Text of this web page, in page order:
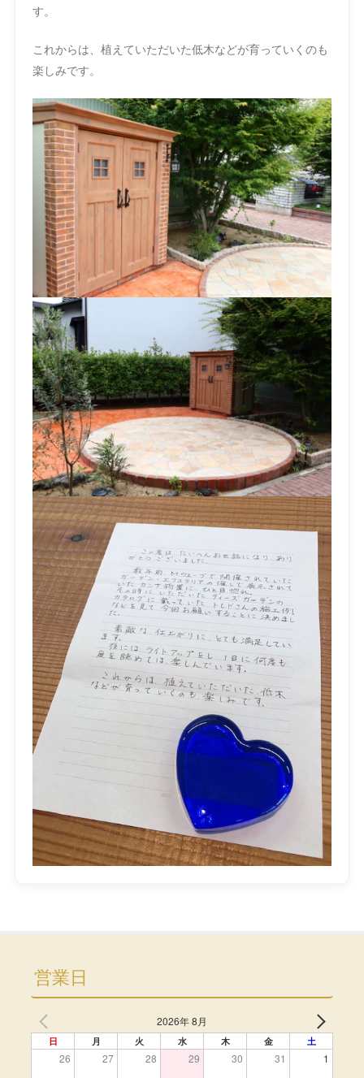
す。
これからは、植えていただいた低木などが育っていくのも
楽しみです。
営業日
2026年 8月
日 月 火 水 木 金 土
26 27 28 29 30 31 1